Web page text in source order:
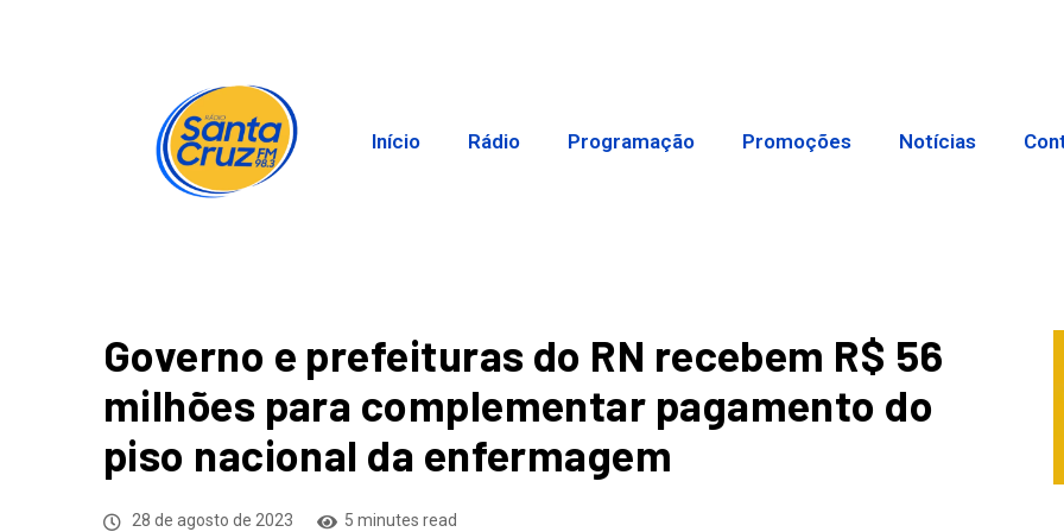
Início Rádio Programação Promoções Notícias
Governo e prefeituras do RN recebem R$ 56
milhões para complementar pagamento do
piso nacional da enfermagem
28 de agosto de 2023 5 minutes read